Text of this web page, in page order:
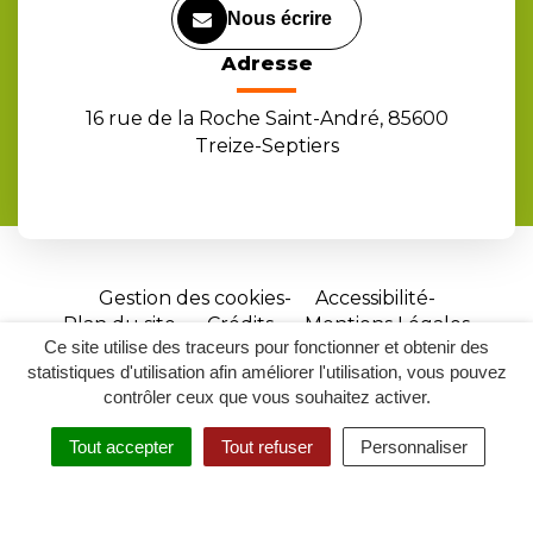
Ce site utilise des traceurs pour fonctionner et obtenir des
statistiques d'utilisation afin améliorer l'utilisation, vous pouvez
contrôler ceux que vous souhaitez activer.
Tout accepter Tout refuser Personnaliser
RECHERCHER
ACCESSIBILITÉ
Nous écrire
Adresse
16 rue de la Roche Saint-André, 85600
Treize-Septiers
Gestion des cookies
Accessibilité
Plan du site
Crédits
Mentions Légales
Site
réalisé
par
Inovagora